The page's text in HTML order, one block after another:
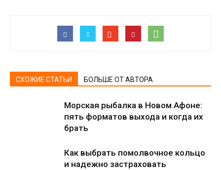
СХОЖИЕ СТАТЬИ БОЛЬШЕ ОТ АВТОРА
Морская рыбалка в Новом Афоне:
пять форматов выхода и когда их
брать
Как выбрать помолвочное кольцо
и надежно застраховать